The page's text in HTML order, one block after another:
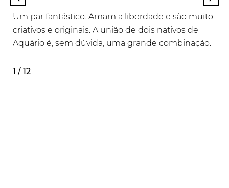
Um par fantástico. Amam a liberdade e são muito
criativos e originais. A união de dois nativos de
Aquário é, sem dúvida, uma grande combinação.
1 / 12